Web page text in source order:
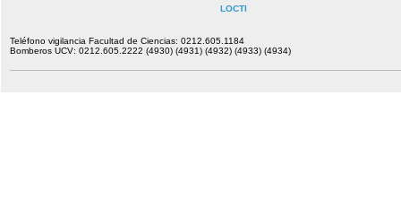
LOCTI
Teléfono vigilancia Facultad de Ciencias: 0212.605.1184
Bomberos UCV: 0212.605.2222 (4930) (4931) (4932) (4933) (4934)